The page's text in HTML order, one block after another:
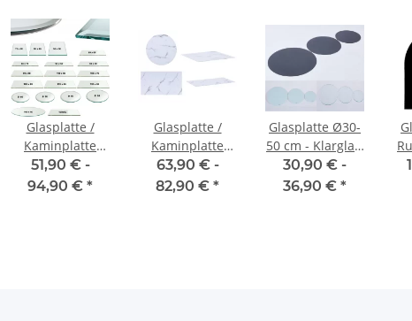
Glasplatte /
Kaminplatte
ESG-Glas –
Klarglas
51,90 € -
94,90 € *
Glasplatte /
Kaminplatte
ESG-Glas –
Marmorweiß
63,90 € -
82,90 € *
Glasplatte Ø30-
50 cm - Klarglas,
schwarz, weiß
30,90 € -
36,90 € *